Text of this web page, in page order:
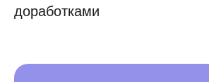
доработками